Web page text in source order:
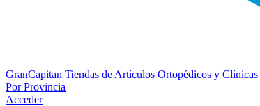
GranCapitan Tiendas de Artículos Ortopédicos y Clínicas
Por Provincia
Acceder